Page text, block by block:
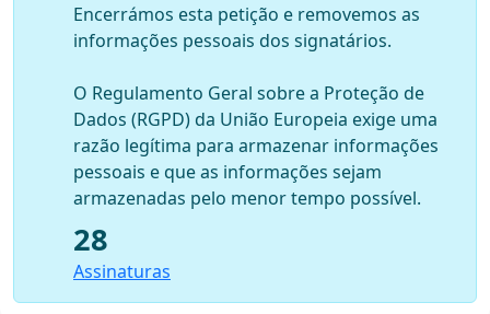
Encerrámos esta petição e removemos as
informações pessoais dos signatários.
O Regulamento Geral sobre a Proteção de
Dados (RGPD) da União Europeia exige uma
razão legítima para armazenar informações
pessoais e que as informações sejam
armazenadas pelo menor tempo possível.
28
Assinaturas